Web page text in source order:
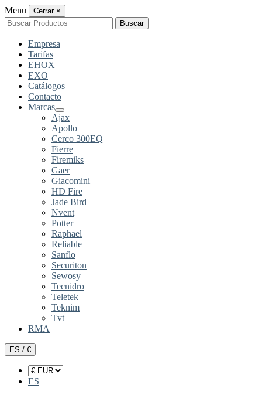
Menu Cerrar ×
Buscar
por:
Buscar
Empresa
Tarifas
EHOX
EXO
Catálogos
Contacto
Marcas
Ajax
Apollo
Cerco 300EQ
Fierre
Firemiks
Gaer
Giacomini
HD Fire
Jade Bird
Nvent
Potter
Raphael
Reliable
Sanflo
Securiton
Sewosy
Tecnidro
Teletek
Teknim
Tvt
RMA
ES / €
ES